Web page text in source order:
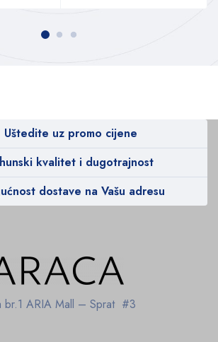
Uštedite uz promo cijene
kvalitet i dugotrajnost
dostave na Vašu adresu
br.1 ARIA Mall – Sprat #3